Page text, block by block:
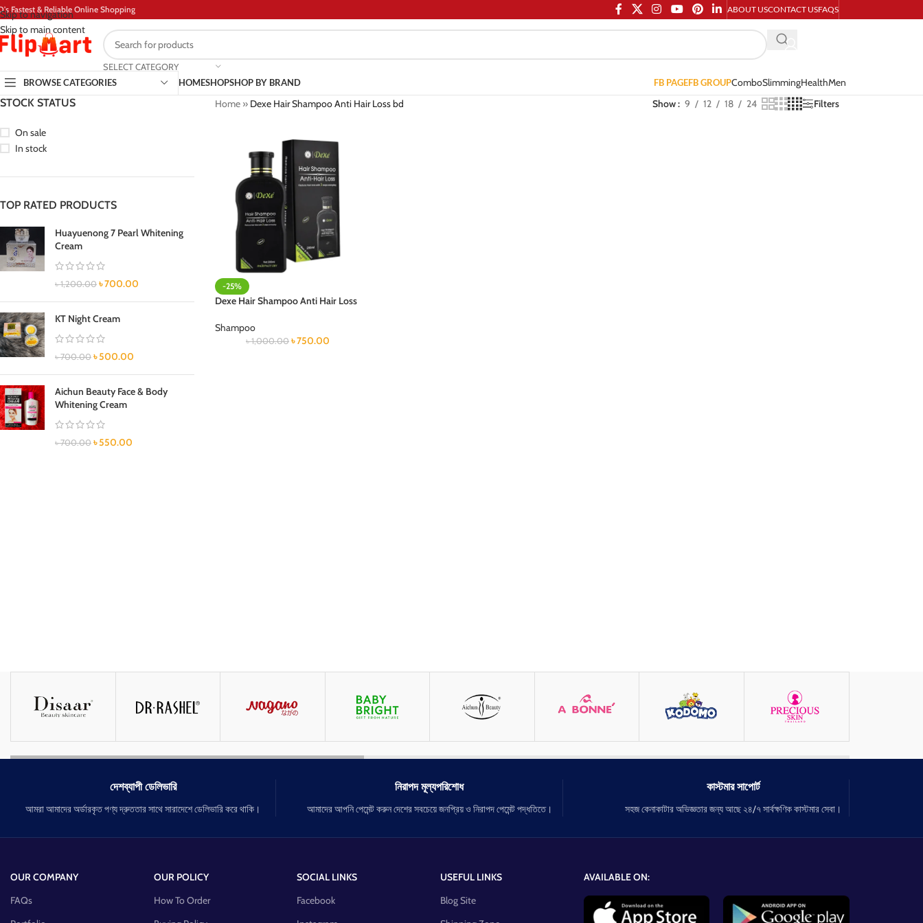
Skip to navigation
Skip to main content
Fastest & Reliable Online Shopping ABOUT USCONTACT USFAQS
SELECT CATEGORY
BROWSE CATEGORIES
HOMESHOPSHOP BY BRAND FB PAGEFB GROUPComboSlimmingHealthMen
STOCK STATUS
On sale
In stock
TOP RATED PRODUCTS
Huayuenong 7 Pearl Whitening
Cream
৳1,200.00 ৳700.00
KT Night Cream
৳700.00 ৳500.00
Aichun Beauty Face & Body
Whitening Cream
৳700.00 ৳550.00
Home» Dexe Hair Shampoo Anti Hair Loss bd Show 9 12 18 24 Filters
-25%
Dexe Hair Shampoo Anti Hair Loss
Shampoo
৳1,000.00 ৳750.00
দেশব্যাপী ডেলিভারি
আমরা আমাদের অর্ডারকৃত পণ্য দ্রুততার সাথে সারাদেশে ডেলিভারি করে থাকি।
নিরাপদ মূল্যপরিশোধ
আমাদের আপনি পেমেন্ট করুন দেশের সবচেয়ে জনপ্রিয় ও নিরাপদ পেমেন্ট পদ্ধতিতে।
কাস্টমার সাপোর্ট
সহজ কেনাকাটার অভিজ্ঞতার জন্য আছে ২৪/৭ সার্বক্ষণিক কাস্টমার সেবা।
OUR COMPANY
FAQs
OUR POLICY
How To Order
SOCIAL LINKS
Facebook
USEFUL LINKS
Blog Site
AVAILABLE ON: